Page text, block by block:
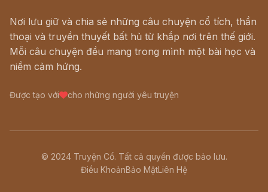
Nơi lưu giữ và chia sẻ những câu chuyện cổ tích, thần
thoại và truyền thuyết bất hủ từ khắp nơi trên thế giới.
Mỗi câu chuyện đều mang trong mình một bài học và
niềm cảm hứng.
Được tạo với cho những người yêu truyện
© 2024 Truyện Cổ. Tất cả quyền được bảo lưu.
Điều KhoảnBảo MậtLiên Hệ